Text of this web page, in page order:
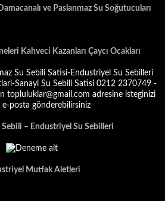
ve Paslanmaz Su Soğutucuları
Kahveci Kazanları Çaycı Ocakları
Sebili – Endustriyel Su Sebilleri
Mutfak Aletleri